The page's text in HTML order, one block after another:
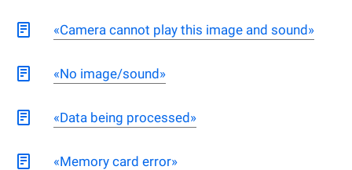
«Camera cannot play this image and sound»
«No image/sound»
«Data being processed»
«Memory card error»